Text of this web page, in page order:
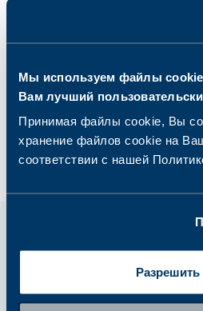
Мы используем файлы
Вам лучший
Принимая файлы cookie, Вы
хранение файлов cookie на
соответствии с нашей
Разрешить
микроорганизмов,
кишечник?
Как ещё Вы можете
состояние своего
Как это